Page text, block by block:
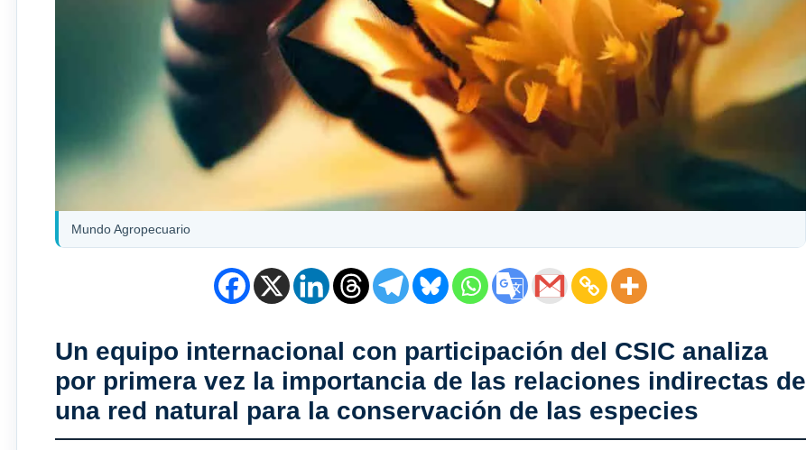
Mundo Agropecuario
Un equipo internacional con participación del CSIC analiza
por primera vez la importancia de las relaciones indirectas de
una red natural para la conservación de las especies